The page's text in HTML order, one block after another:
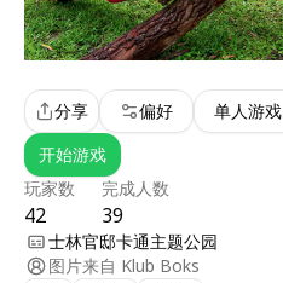
玩家数
42
完成人数
39
分享 偏好 单人游戏
开始游戏
士林官邸卡通主题公园
图片来自 Klub Boks